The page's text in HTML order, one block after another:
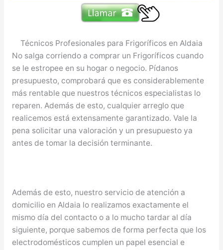
Técnicos Profesionales para Frigoríficos en Aldaia
No salga corriendo a comprar un Frigoríficos cuando
se le estropee en su hogar o negocio. Pídanos
presupuesto, comprobará que es considerablemente
más rentable que nuestros técnicos especialistas lo
reparen. Además de esto, cualquier arreglo que
realicemos está extensamente garantizado. Vale la
pena solicitar una valoración y un presupuesto ya
antes de tomar la decisión terminante.
Además de esto, nuestro servicio de atención a
domicilio en Aldaia lo realizamos exactamente el
mismo día del contacto o a lo mucho tardar al día
siguiente, porque sabemos de forma perfecta que los
electrodomésticos cumplen un papel esencial e